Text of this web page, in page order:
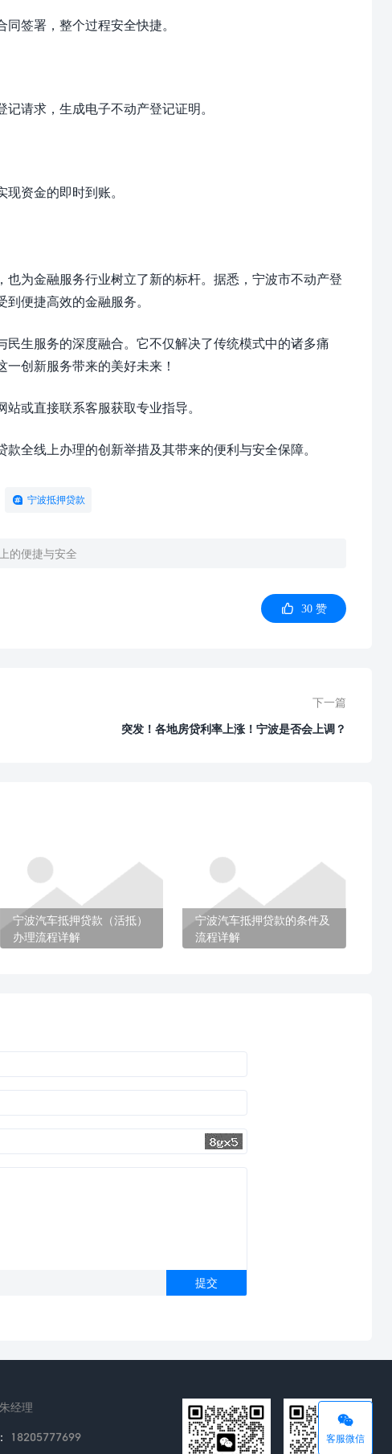
签署，整个过程安全快捷。
请求，生成电子不动产登记证明。
资金的即时到账。
为金融服务行业树立了新的标杆。据悉，宁波市不动产登
便捷高效的金融服务。
生服务的深度融合。它不仅解决了传统模式中的诸多痛
创新服务带来的美好未来！
或直接联系客服获取专业指导。
线上办理的创新举措及其带来的便利与安全保障。
宁波抵押贷款
的便捷与安全
30赞
下一篇
突发！各地房贷利率上涨！宁波是否会上调？
宁波汽车抵押贷款（活抵）
办理流程详解
宁波汽车抵押贷款的条件及
流程详解
客服微信
朱经理
18205777699